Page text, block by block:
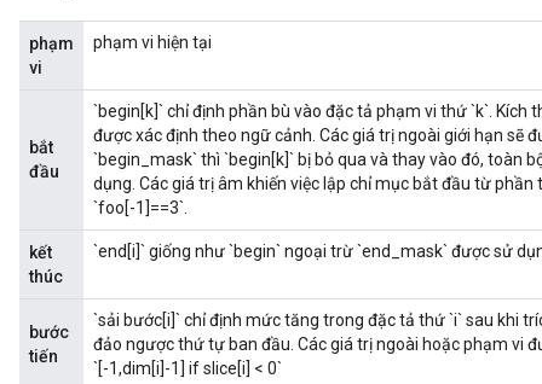
phạm
vi
phạm vi hiện tại
bắt
đầu
`begin[k]` chỉ định phần bù vào đặc tả phạm vi thứ `k`. Kích
được xác định theo ngữ cảnh. Các giá trị ngoài giới hạn sẽ
`begin_mask` thì `begin[k]` bị bỏ qua và thay vào đó, toàn
dụng. Các giá trị âm khiến việc lập chỉ mục bắt đầu từ phần
`foo[-1]==3`.
kết
thúc
`end[i]` giống như `begin` ngoại trừ `end_mask` được sử
bước
tiến
`sải bước[i]` chỉ định mức tăng trong đặc tả thứ `i` sau khi
đảo ngược thứ tự ban đầu. Các giá trị ngoài hoặc phạm vi
`[-1,dim[i]-1] if slice[i] < 0`